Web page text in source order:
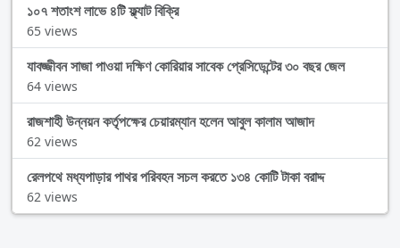
১০৭ শতাংশ লাভে ৪টি ফ্ল্যাট বিক্রি
65 views
যাবজ্জীবন সাজা পাওয়া দক্ষিণ কোরিয়ার সাবেক প্রেসিডেন্টের ৩০ বছর জেল
64 views
রাজশাহী উন্নয়ন কর্তৃপক্ষের চেয়ারম্যান হলেন আবুল কালাম আজাদ
62 views
রেলপথে মধ্যপাড়ার পাথর পরিবহন সচল করতে ১৩৪ কোটি টাকা বরাদ্দ
62 views